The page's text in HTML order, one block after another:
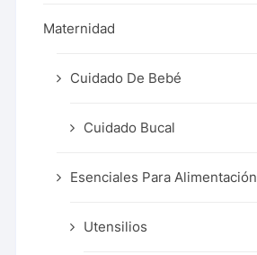
Maternidad
Cuidado De Bebé
Cuidado Bucal
Esenciales Para Alimentación
Utensilios